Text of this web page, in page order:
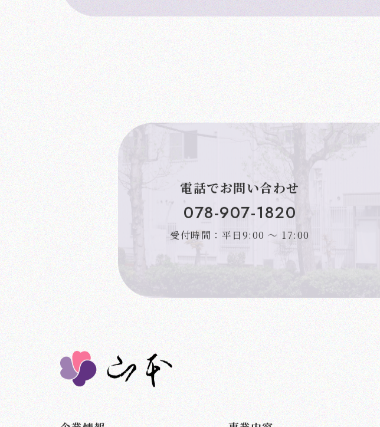
電話でお問い合わせ
078-907-1820